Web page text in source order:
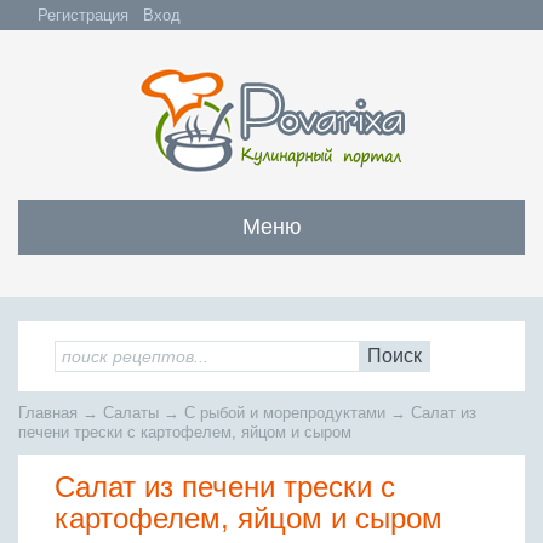
Регистрация Вход
Меню
Закуски
Все закуски
Бутерброды и сэндвичи
С мясом и субпродуктами
С рыбой и морепродуктами
Овощные и грибные
Заливные блюда
Салаты
Все салаты
Салаты с мясом
Овощные салаты
Супы
Все супы
Бульоны
Заправочные супы
Мясо
Всё мясо
Жареное мясо
Рыба
Поиск
Главная → Салаты → С рыбой и морепродуктами → Салат из
печени трески с картофелем, яйцом и сыром
Салат из печени трески с
картофелем, яйцом и сыром